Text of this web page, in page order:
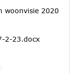
woonvisie 2020
2-23.docx